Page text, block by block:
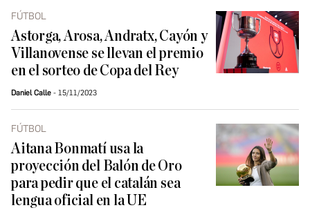
FÚTBOL
Astorga, Arosa, Andratx, Cayón y
Villanovense se llevan el premio
en el sorteo de Copa del Rey
Daniel Calle 15/11/2023
FÚTBOL
Aitana Bonmatí usa la
proyección del Balón de Oro
para pedir que el catalán sea
lengua oficial en la UE